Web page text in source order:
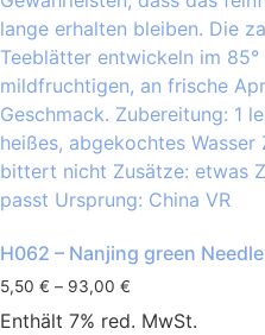
H062 – Nanjing green Needle
5,50 € – 93,00 €
Enthält 7% red. MwSt.